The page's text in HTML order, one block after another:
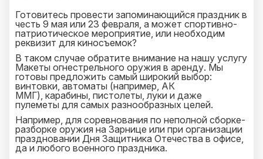
Готовитесь провести запоминающийся праздник в
честь 9 мая или 23 февраля, а может спортивно-
патриотическое мероприятие, или необходим
реквизит для киносъемок?
В таком случае обратите внимание на нашу услугу
Макеты огнестрельного оружия в аренду. Мы
готовы предложить самый широкий выбор:
винтовки, автоматы (например, АК
ММГ), карабины, пистолеты, луки и даже
пулеметы для самых разнообразных целей.
Например, для соревнования по неполной сборке-
разборке оружия на Зарнице или при организации
праздновании Дня Защитника Отечества в офисе,
да и любого военного праздника.